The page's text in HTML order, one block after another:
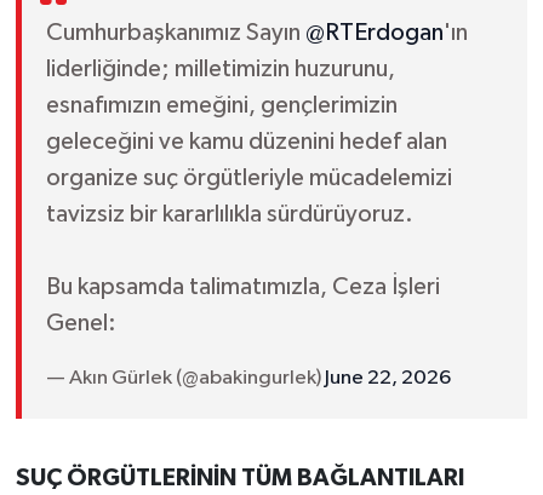
Cumhurbaşkanımız Sayın @RTErdogan'ın
liderliğinde; milletimizin huzurunu,
esnafımızın emeğini, gençlerimizin
geleceğini ve kamu düzenini hedef alan
organize suç örgütleriyle mücadelemizi
tavizsiz bir kararlılıkla sürdürüyoruz.
Bu kapsamda talimatımızla, Ceza İşleri
Genel:
— Akın Gürlek (@abakingurlek) June 22, 2026
SUÇ ÖRGÜTLERİNİN TÜM BAĞLANTILARI